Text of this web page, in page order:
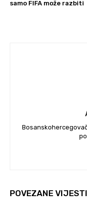
samo FIFA može razbiti
POVEZANE VIJESTI